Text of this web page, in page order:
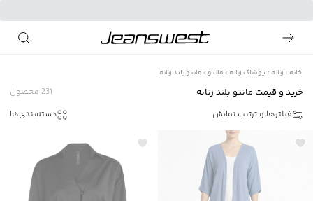
خانه زنانه پوشاک زنانه مانتو مانتو بلند زنانه
خرید و قیمت مانتو بلند زنانه 231 محصول
فیلترها و ترتیب نمایش
دسته‌بندی‌ها